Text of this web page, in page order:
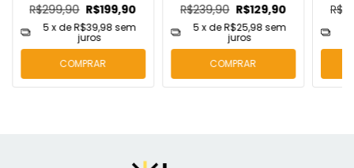
R$299,90 R$199,90
5x deR$39,98 sem
juros
COMPRAR
R$239,90 R$129,90
5x deR$25,98 sem
juros
COMPRAR